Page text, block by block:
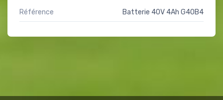
Référence Batterie 40V 4Ah G40B4